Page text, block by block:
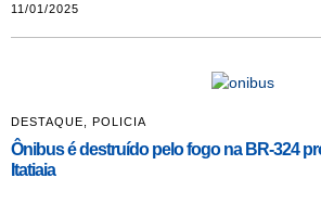
11/01/2025
DESTAQUE POLICIA
Ônibus é destruído pelo fogo na BR-324
Itatiaia